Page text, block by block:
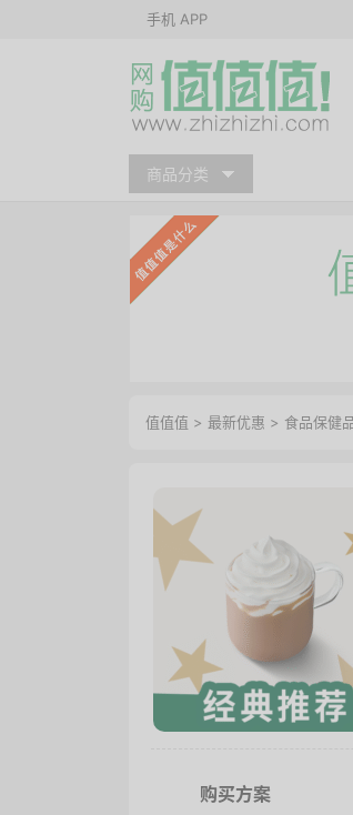
手机 APP
商品分类
值值值 > 最新优惠 > 食品保健
购买方案